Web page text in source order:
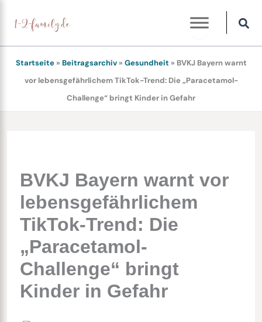
Inhalt
springen
Startseite» Beitragsarchiv» Gesundheit » BVKJ Bayern warnt
vor lebensgefährlichem TikTok-Trend: Die „Paracetamol-
Challenge“ bringt Kinder in Gefahr
BVKJ Bayern warnt vor
lebensgefährlichem
TikTok-Trend: Die
„Paracetamol-
Challenge“ bringt
Kinder in Gefahr